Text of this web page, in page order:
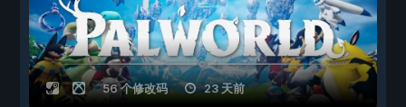
56 个修改码 23 天前